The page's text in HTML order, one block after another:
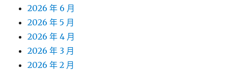
2026 年 6 月
2026 年 5 月
2026 年 4 月
2026 年 3 月
2026 年 2 月